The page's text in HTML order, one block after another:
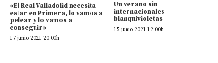
«El Real Valladolid necesita
estar en Primera, lo vamos a
pelear y lo vamos a
conseguir»
17 junio 2021 20:00h
Un verano sin
internacionales
blanquivioletas
15 junio 2021 12:00h